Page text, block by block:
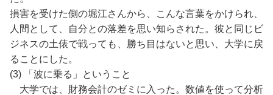
損害を受けた側の堀江さんから、こんな言葉をかけられ、
人間として、自分との落差を思い知らされた。彼と同じビ
ジネスの土俵で戦っても、勝ち目はないと思い、大学に戻
ることにした。
(3) 「波に乗る」ということ
大学では、財務会計のゼミに入った。数値を使って分析